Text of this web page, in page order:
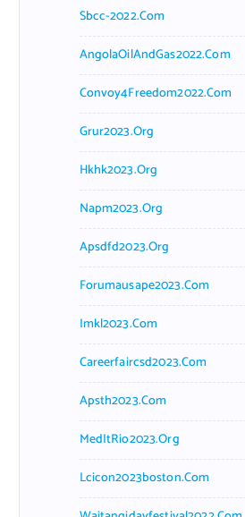
Sbcc-2022.com
AngolaOilAndGas2022.com
Convoy4Freedom2022.com
Grur2023.org
Hkhk2023.org
Napm2023.org
Apsdfd2023.org
Forumausape2023.com
Imkl2023.com
Careerfaircsd2023.com
Apsth2023.com
MedItRio2023.org
Lcicon2023boston.com